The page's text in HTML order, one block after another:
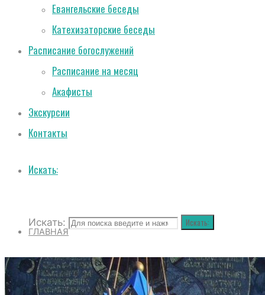
Евангельские беседы
Катехизаторские беседы
Расписание богослужений
Расписание на месяц
Акафисты
Экскурсии
Контакты
Искать:
Искать: Искать:
ГЛАВНАЯ
О СОБОРЕ